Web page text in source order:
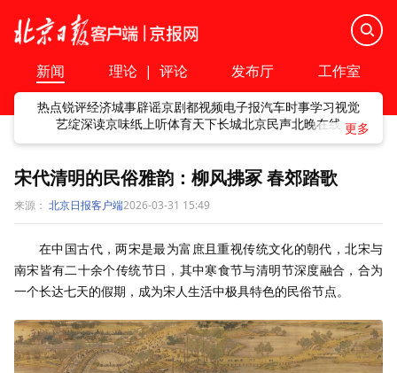
新闻 理论 | 评论 发布厅 工作室
热点锐评经济城事辟谣京剧都视频电子报汽车时事学习视觉
艺绽深读京味纸上听体育天下长城北京民声北晚在线
宋代清明的民俗雅韵：柳风拂冢 春郊踏歌
来源： 北京日报客户端2026-03-31 15:49
在中国古代，两宋是最为富庶且重视传统文化的朝代，北宋与
南宋皆有二十余个传统节日，其中寒食节与清明节深度融合，合为
一个长达七天的假期，成为宋人生活中极具特色的民俗节点。